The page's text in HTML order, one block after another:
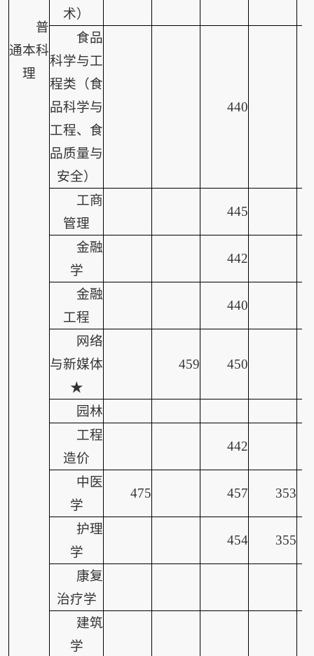
普
通本科
理
术）
食品
科学与工
程类（食
品科学与
工程、食
品质量与
安全）
440
工商
管理
445
金融
学
442
金融
工程
440
网络
与新媒体
★
459 450
园林
工程
造价
442
中医
学
475 457 353
护理
学
454 355
康复
治疗学
建筑
学